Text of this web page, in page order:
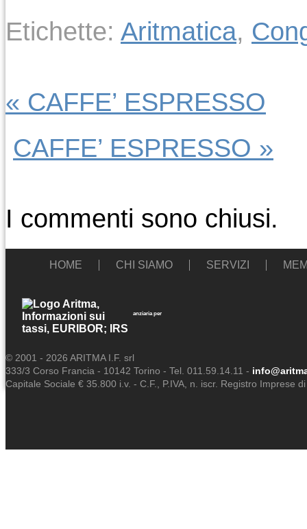
Etichette: Aritmatica,
« CAFFE’ ESPRESSO
CAFFE’ ESPRESSO »
I commenti sono chiusi.
HOME CHI SIAMO SERVIZI
Aritma
Servizi di informazione e consulenza finanziaria per
imprese e professionisti
© 2001 - 2026 ARITMA I.F. srl
333/3 Corso Francia - 10142 Torino - Tel. 011.59.14.11 -
Capitale Sociale € 35.800 i.v. - C.F., P.IVA, n. iscr. Registro Imprese